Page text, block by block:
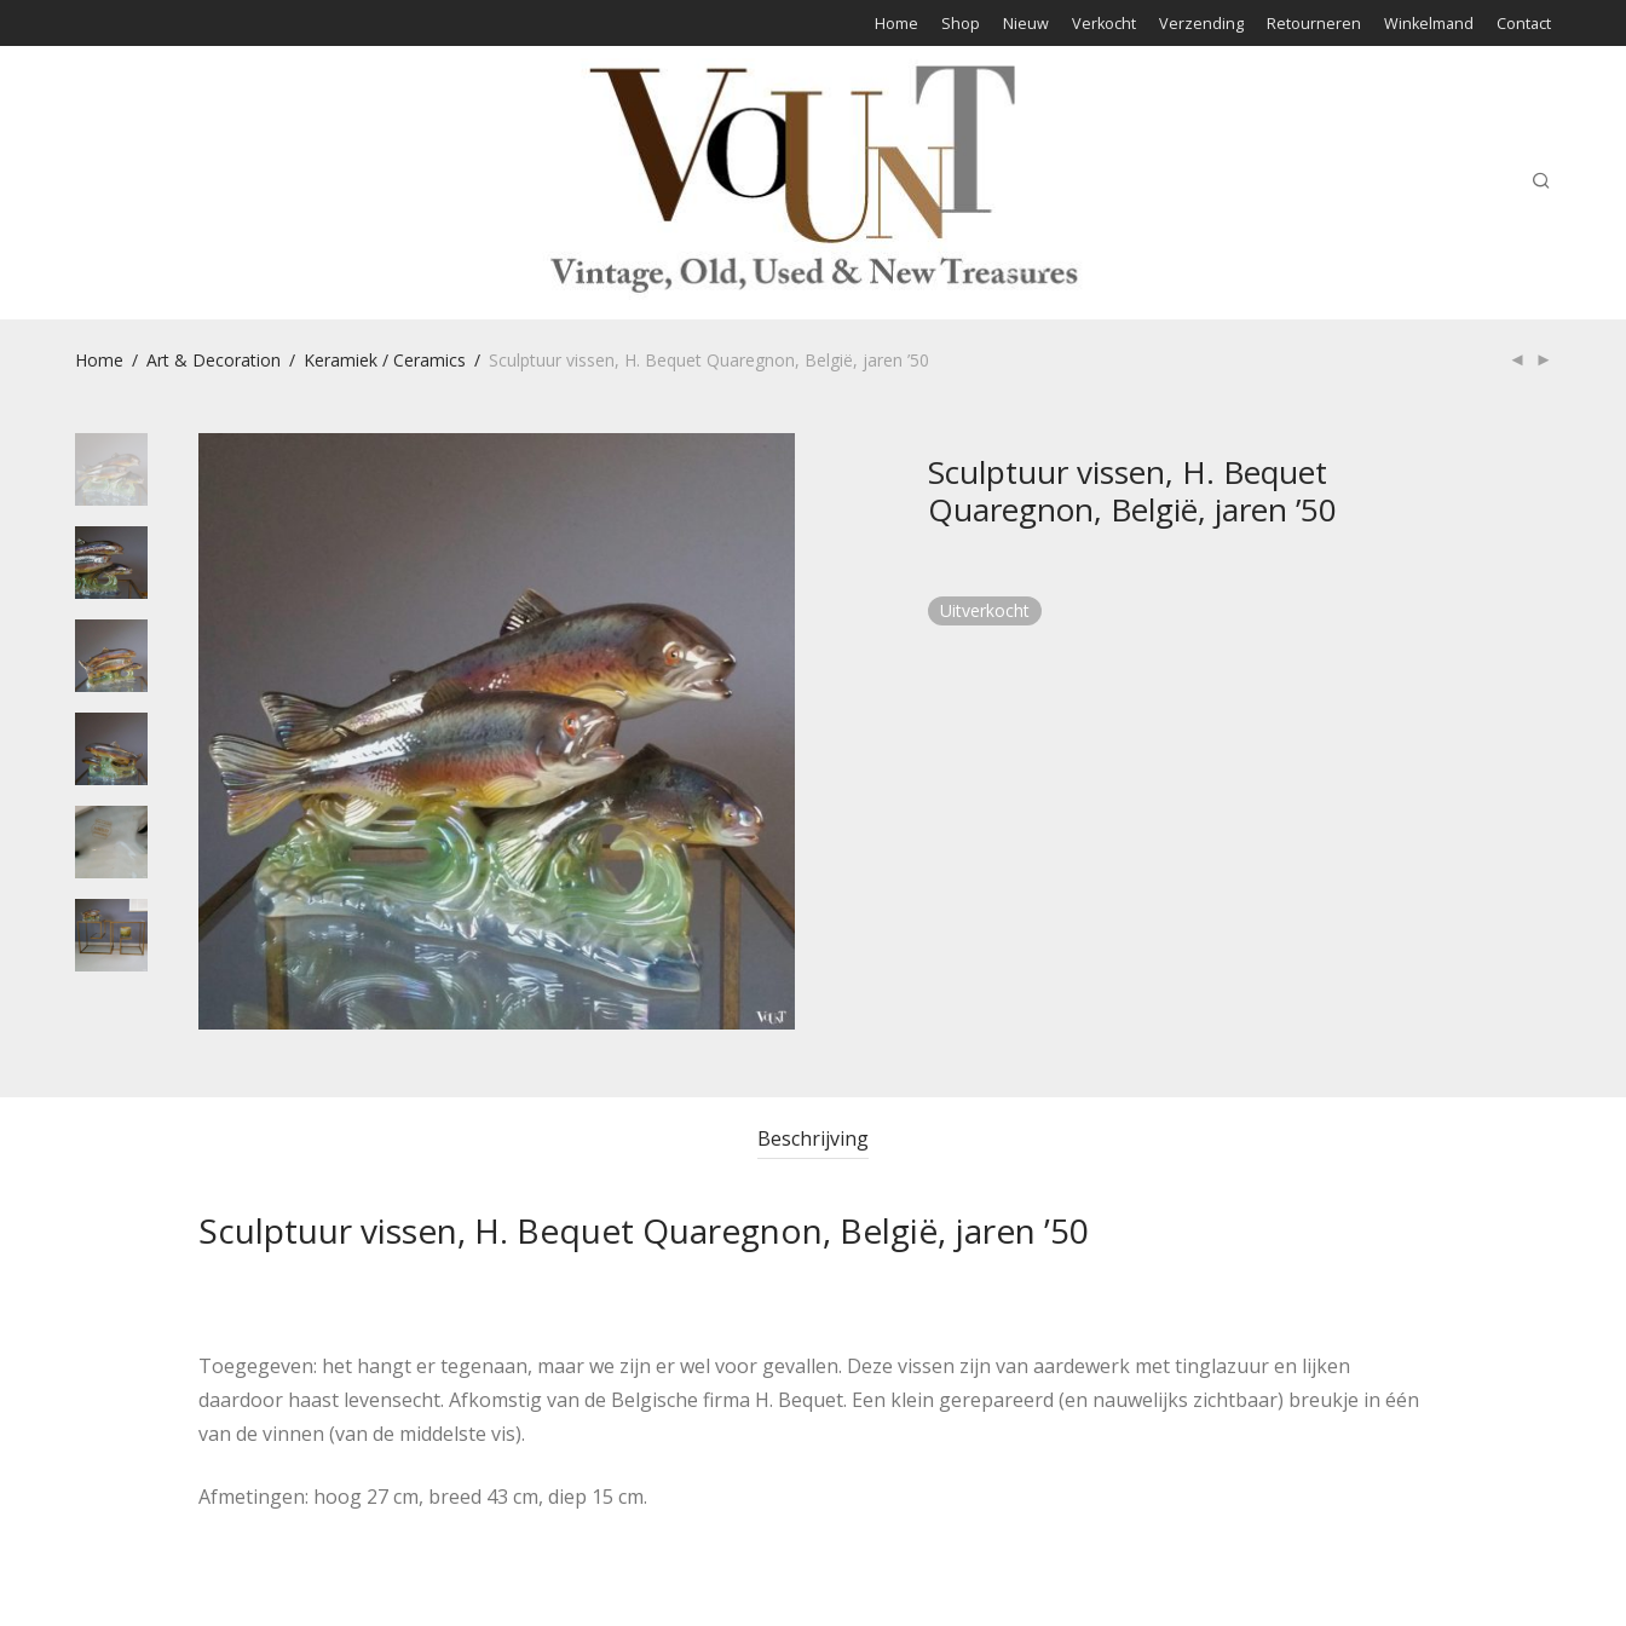
Home Shop Nieuw Verkocht Verzending Retourneren Winkelmand Contact
Home / Art & Decoration / Keramiek / Ceramics / Sculptuur vissen, H. Bequet Quaregnon, België, jaren ’50
Sculptuur vissen, H. Bequet
Quaregnon, België, jaren ’50
Uitverkocht
Beschrijving
Sculptuur vissen, H. Bequet Quaregnon, België, jaren ’50
Toegegeven: het hangt er tegenaan, maar we zijn er wel voor gevallen. Deze vissen zijn van aardewerk met tinglazuur en lijken
daardoor haast levensecht. Afkomstig van de Belgische firma H. Bequet. Een klein gerepareerd (en nauwelijks zichtbaar) breukje in één
van de vinnen (van de middelste vis).
Afmetingen: hoog 27 cm, breed 43 cm, diep 15 cm.